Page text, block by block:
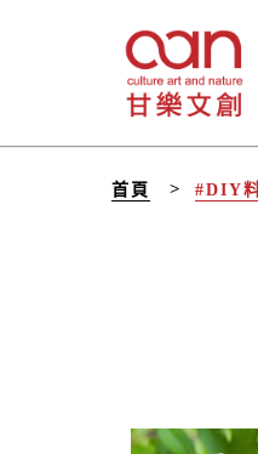
首頁 #DIY